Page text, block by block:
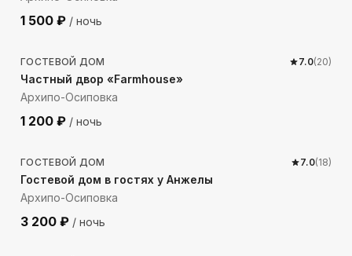
1 500 ₽ / ночь
1010 м до моря
ГОСТЕВОЙ ДОМ 7.0(20)
Частный двор «Farmhouse»
Архипо-Осиповка
1 200 ₽ / ночь
972 м до моря
ГОСТЕВОЙ ДОМ 7.0(18)
Гостевой дом в гостях у Анжелы
Архипо-Осиповка
3 200 ₽ / ночь
1171м до моря